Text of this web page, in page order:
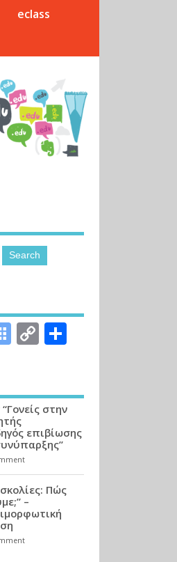
eclass
Symbaloo
Bookmarks
Copy
Link
στην
επιβίωσης
Πώς
–